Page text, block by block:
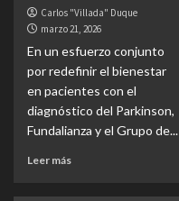
Carlos "Villada" Duque
marzo 21, 2026
En un esfuerzo conjunto
por redefinir el bienestar
en pacientes con el
diagnóstico del Parkinson,
Fundalianza y el Grupo de...
Leer más